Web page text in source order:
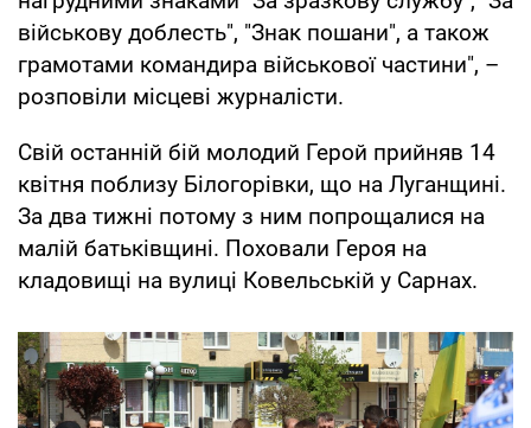
військову доблесть", "Знак пошани", а також
грамотами командира військової частини", –
розповіли місцеві журналісти.
Свій останній бій молодий Герой прийняв 14
квітня поблизу Білогорівки, що на Луганщині.
За два тижні потому з ним попрощалися на
малій батьківщині. Поховали Героя на
кладовищі на вулиці Ковельській у Сарнах.